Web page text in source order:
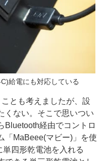
給電にも対応している
とも考えましたが、設
くない。そこで思いつい
Bluetooth経由でコントロ
「MaBeee(マビー)」を使
四形乾電池を入れる